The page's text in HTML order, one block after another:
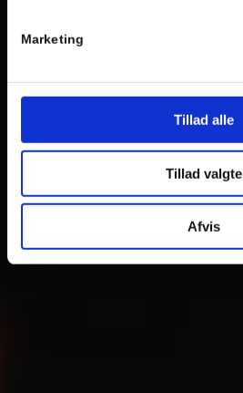
Marketing
Tillad alle
Tillad valgte
Afvis